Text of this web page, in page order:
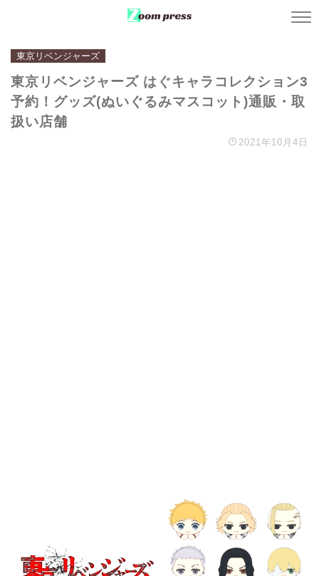
東京リベンジャーズ
東京リベンジャーズ はぐキャラコレクション3
予約！グッズ(ぬいぐるみマスコット)通販・取
扱い店舗
2021年10月4日